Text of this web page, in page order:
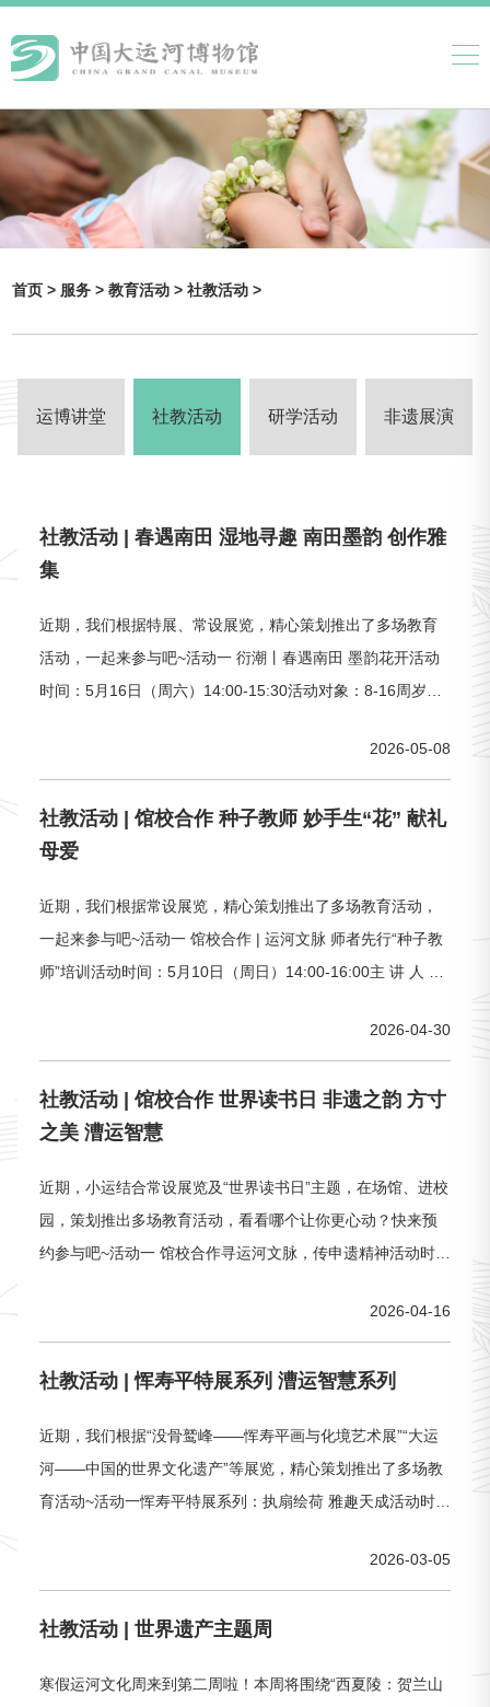
首页 > 服务 >教育活动 >社教活动 >
运博讲堂 社教活动 研学活动 非遗展演
社教活动 | 春遇南田 湿地寻趣 南田墨韵 创作雅
集
近期，我们根据特展、常设展览，精心策划推出了多场教育
活动，一起来参与吧~活动一 衍潮丨春遇南田 墨韵花开活动
时间：5月16日（周六）14:00-15:30活动对象：8-16周岁
师（“锦帆”志愿者）活动费用：免费（报名需收取20元诚意
约：衍潮丨春遇南田 墨韵花开活动简介：清初六大家之一、
常州
2026-05-08
社教活动 | 馆校合作 种子教师 妙手生“花” 献礼
母爱
近期，我们根据常设展览，精心策划推出了多场教育活动，
一起来参与吧~活动一 馆校合作 | 运河文脉 师者先行“种子教
师”培训活动时间：5月10日（周日）14:00-16:00主 讲 人 ：
中学、扬州育才实验学校、扬州经济技术开发区实验中学、
校教师。（本组无需报名，可直接参与~）第二组面向社会公
开招
2026-04-30
社教活动 | 馆校合作 世界读书日 非遗之韵 方寸
之美 漕运智慧
近期，小运结合常设展览及“世界读书日”主题，在场馆、进校
园，策划推出多场教育活动，看看哪个让你更心动？快来预
约参与吧~活动一 馆校合作寻运河文脉，传申遗精神活动时
开发区实验中学学生主 讲 人 ：张老师（社教专员）、申艳梅
河，半部华夏史。舳舻如林，河坊如脉，勾勒出千年的繁华
2026-04-16
社教活动 | 恽寿平特展系列 漕运智慧系列
近期，我们根据“没骨鹫峰——恽寿平画与化境艺术展”“大运
河——中国的世界文化遗产”等展览，精心策划推出了多场教
育活动~活动一恽寿平特展系列：执扇绘荷 雅趣天成活动时
人 ：耿老师（社教专员）活动费用：免费（报名需收取20元
预约：恽寿平特展系列：执扇绘荷 雅趣天成活动简介：清
2026-03-05
社教活动 | 世界遗产主题周
寒假运河文化周来到第二周啦！本周将围绕“西夏陵：贺兰山